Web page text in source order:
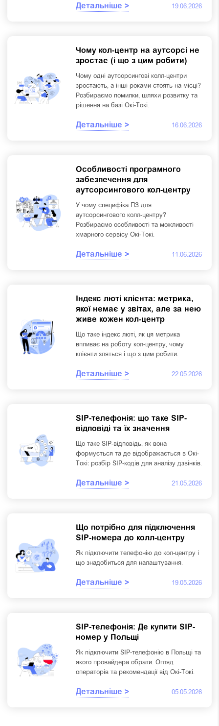
Детальніше > 19.06.2026
Чому кол-центр на аутсорсі не
зростає (і що з цим робити)
Чому одні аутсорсингові колл-центри
зростають, а інші роками стоять на місці?
Розбираємо помилки, шляхи розвитку та
рішення на базі Окі-Токі.
Детальніше > 16.06.2026
Особливості програмного
забезпечення для
аутсорсингового кол-центру
У чому специфіка ПЗ для
аутсорсингового колл-центру?
Розбираємо особливості та можливості
хмарного сервісу Окі-Токі.
Детальніше > 11.06.2026
Індекс люті клієнта: метрика,
якої немає у звітах, але за нею
живе кожен кол-центр
Що таке індекс люті, як ця метрика
впливає на роботу кол-центру, чому
клієнти зляться і що з цим робити.
Детальніше > 22.05.2026
SIP-телефонія: що таке SIP-
відповіді та їх значення
Що таке SIP-відповідь, як вона
формується та де відображається в Окі-
Токі: розбір SIP-кодів для аналізу дзвінків.
Детальніше > 21.05.2026
Що потрібно для підключення
SIP-номера до колл-центру
Як підключити телефонію до кол-центру і
що знадобиться для налаштування.
Детальніше > 19.05.2026
SIP-телефонія: Де купити SIP-
номер у Польщі
Як підключити SIP-телефонію в Польщі та
якого провайдера обрати. Огляд
операторів та рекомендації від Окі-Токі.
Детальніше > 05.05.2026